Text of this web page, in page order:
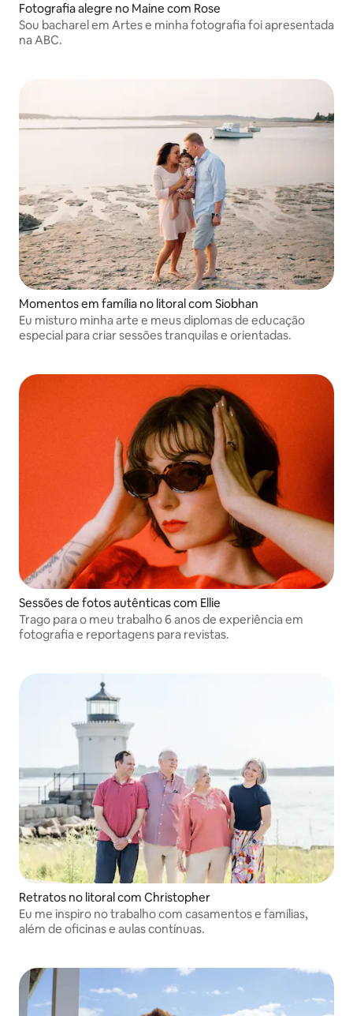
Fotografia alegre no Maine com Rose
Sou bacharel em Artes e minha fotografia foi apresentada
na ABC.
Momentos em família no litoral com Siobhan
Eu misturo minha arte e meus diplomas de educação
especial para criar sessões tranquilas e orientadas.
Sessões de fotos autênticas com Ellie
Trago para o meu trabalho 6 anos de experiência em
fotografia e reportagens para revistas.
Retratos no litoral com Christopher
Eu me inspiro no trabalho com casamentos e famílias,
além de oficinas e aulas contínuas.